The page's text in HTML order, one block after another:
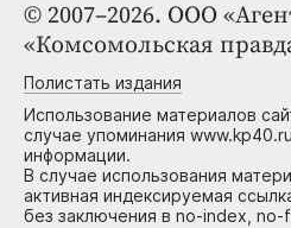
© 2007–2026. ООО
«Комсомольская
Полистать издания
Использование материалов
случае упоминания
информации.
В случае использования
активная индексируемая
без заключения в no-index, no-